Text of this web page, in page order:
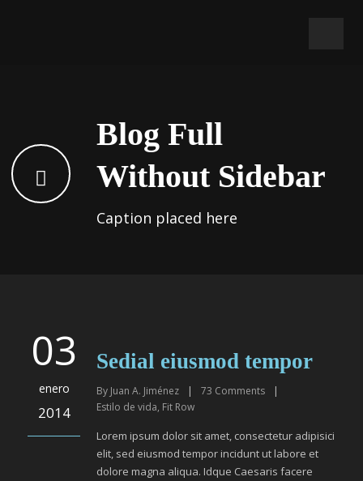
Blog Full
Without Sidebar
Caption placed here
03
enero
2014
Sedial eiusmod tempor
By Juan A. Jiménez | 73 Comments
|
Estilo de vida, Fit Row
Lorem ipsum dolor sit amet, consectetur adipisici
elit, sed eiusmod tempor incidunt ut labore et
dolore magna aliqua. Idque Caesaris facere